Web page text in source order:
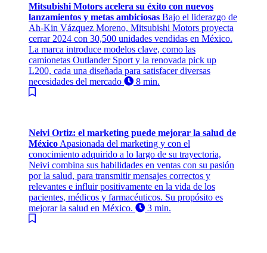
Mitsubishi Motors acelera su éxito con nuevos
lanzamientos y metas ambiciosas Bajo el liderazgo de
Ah-Kin Vázquez Moreno, Mitsubishi Motors proyecta
cerrar 2024 con 30,500 unidades vendidas en México.
La marca introduce modelos clave, como las
camionetas Outlander Sport y la renovada pick up
L200, cada una diseñada para satisfacer diversas
necesidades del mercado
8 min.
Neivi Ortiz: el marketing puede mejorar la salud de
México Apasionada del marketing y con el
conocimiento adquirido a lo largo de su trayectoria,
Neivi combina sus habilidades en ventas con su pasión
por la salud, para transmitir mensajes correctos y
relevantes e influir positivamente en la vida de los
pacientes, médicos y farmacéuticos. Su propósito es
mejorar la salud en México.
3 min.